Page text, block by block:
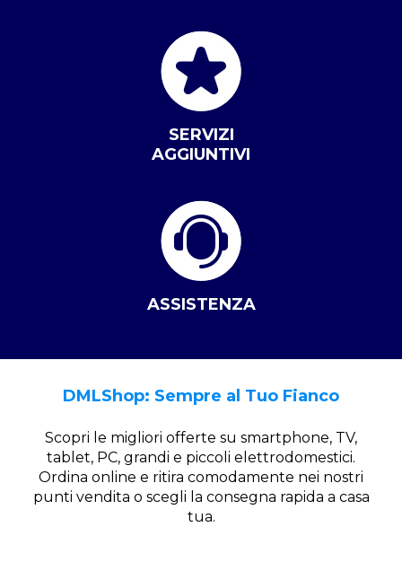
SERVIZI
AGGIUNTIVI
ASSISTENZA
DMLShop: Sempre al Tuo Fianco
Scopri le migliori offerte su smartphone, TV,
tablet, PC, grandi e piccoli elettrodomestici.
Ordina online e ritira comodamente nei nostri
punti vendita o scegli la consegna rapida a casa
tua.